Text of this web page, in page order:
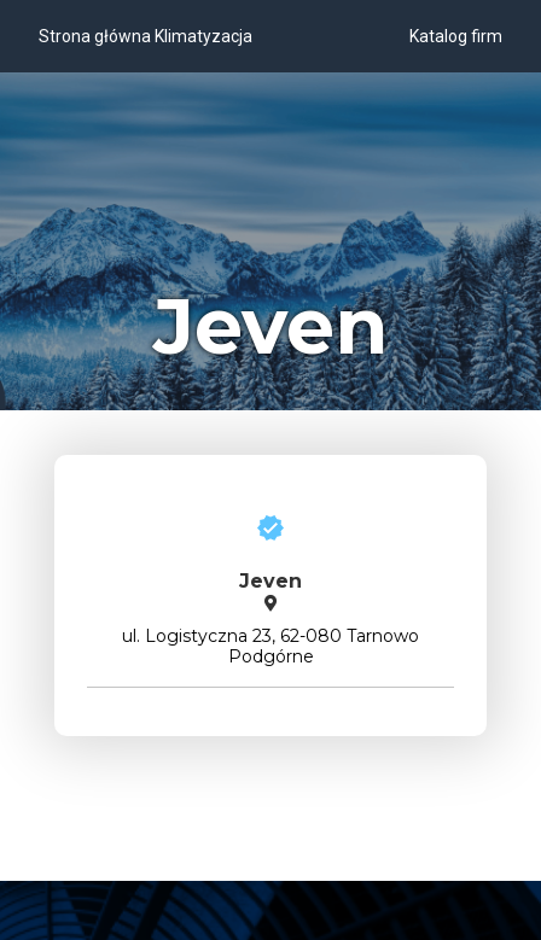
Strona główna Klimatyzacja Katalog firm
Jeven
Jeven
ul. Logistyczna 23, 62-080 Tarnowo
Podgórne